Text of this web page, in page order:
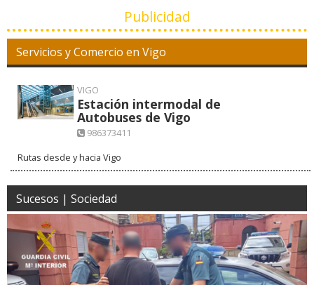
Publicidad
Servicios y Comercio en Vigo
VIGO
Estación intermodal de
Autobuses de Vigo
986373411
Rutas desde y hacia Vigo
Sucesos | Sociedad